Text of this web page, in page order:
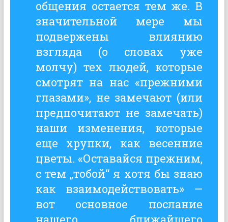
общения остается тем же. В
значительной мере мы
подвержены влиянию
взгляда (о словах уже
молчу) тех людей, которые
смотрят на нас «прежними
глазами», не замечают (или
предпочитают не замечать)
наши изменения, которые
еще хрупки, как весенние
цветы. «Оставайся прежним,
с тем „тобой“ я хотя бы знаю
как взаимодействовать» —
вот основное послание